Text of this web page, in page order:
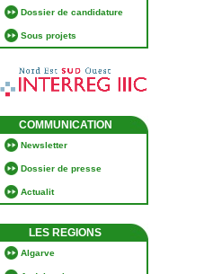
Dossier de candidature
Sous projets
COMMUNICATION
Newsletter
Dossier de presse
Actualit
LES REGIONS
Algarve